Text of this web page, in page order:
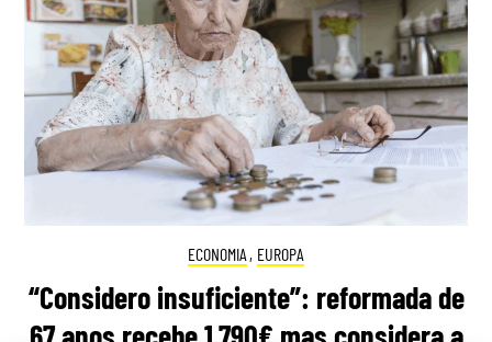
ECONOMIA , EUROPA
“Considero insuficiente”: reformada de